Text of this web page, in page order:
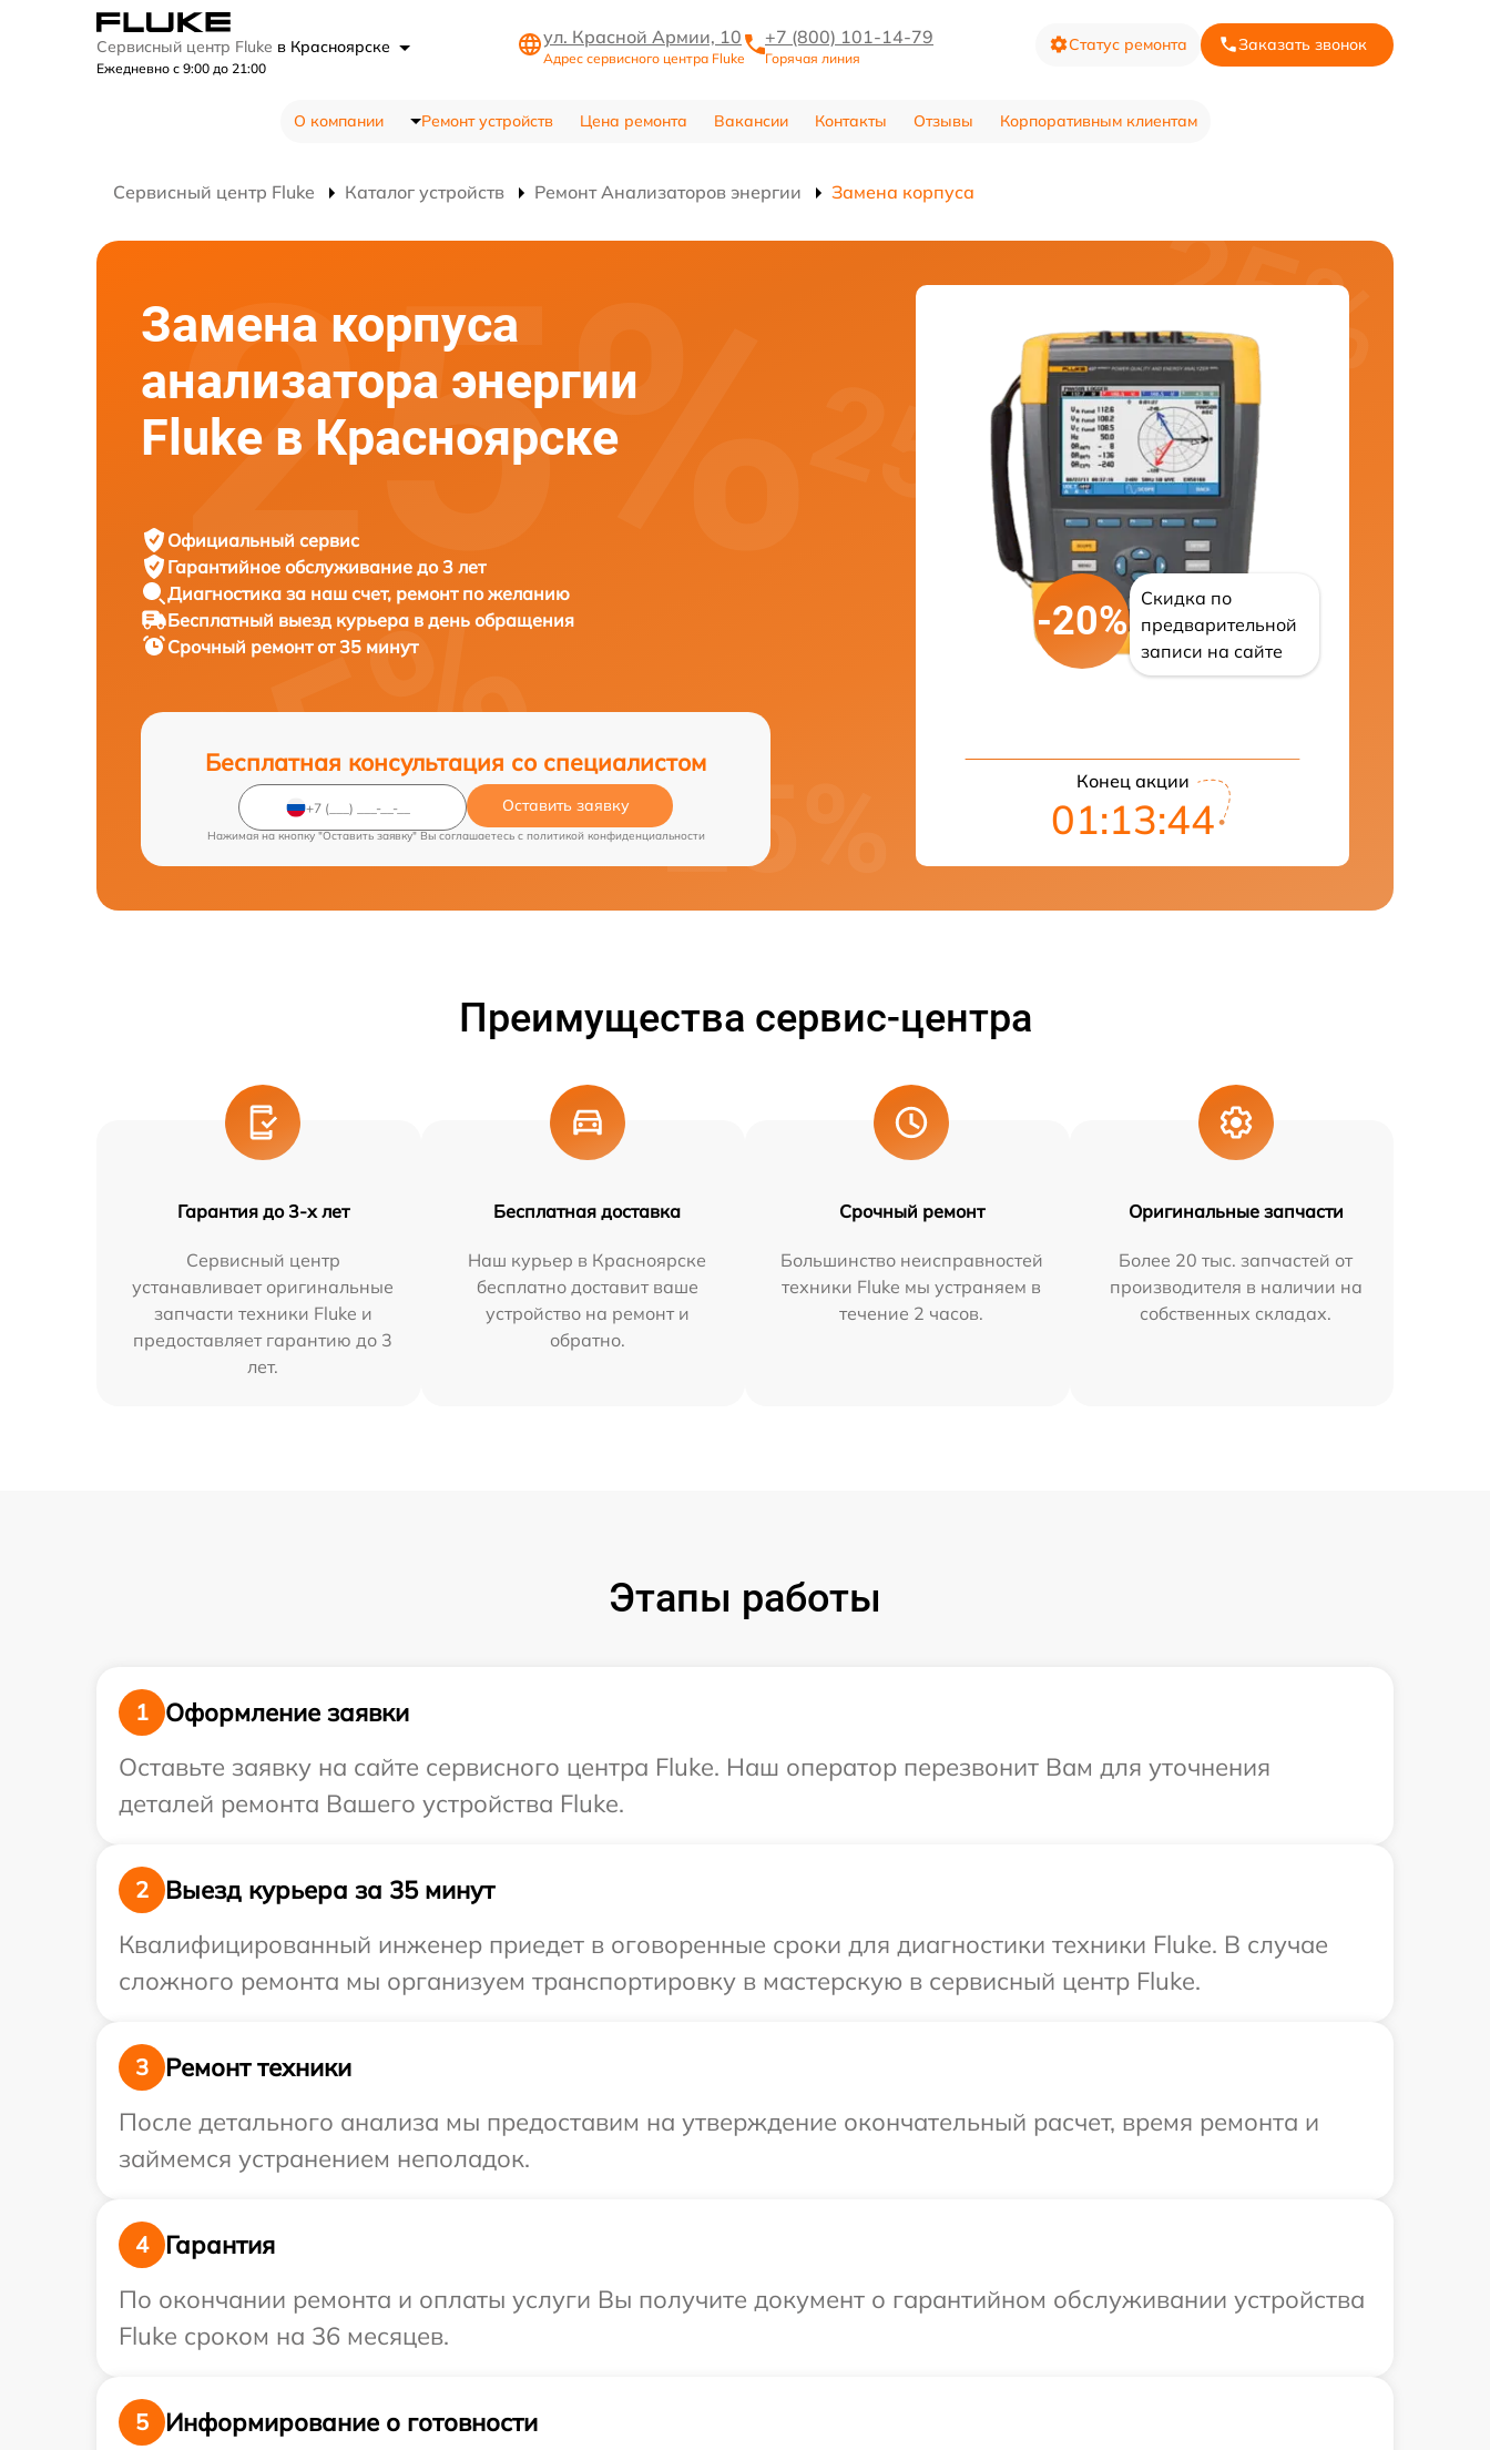
Сервисный центр Fluke в Красноярске
Ежедневно с 9:00 до 21:00
ул. Красной Армии, 10
Адрес сервисного центра Fluke
+7 (800) 101-14-79
Горячая линия
Статус ремонта Заказать звонок
О компании Ремонт устройств Цена ремонта Вакансии Контакты Отзывы Корпоративным клиентам
Сервисный центр Fluke Каталог устройств Ремонт Анализаторов энергии Замена корпуса
Замена корпуса
анализатора энергии
Fluke в Красноярске
Официальный сервис
Гарантийное обслуживание до 3 лет
Диагностика за наш счет, ремонт по желанию
Бесплатный выезд курьера в день обращения
Срочный ремонтот 35 минут
Бесплатная консультация со специалистом
Оставить заявку
Нажимая на кнопку "Оставить заявку" Вы соглашаетесь c политикой конфиденциальности
-20%
Скидка по
предварительной
записи на сайте
Конец акции
01:13:43
Преимущества сервис-центра
Гарантия до 3-х лет
Сервисный центр
устанавливает оригинальные
запчасти техники Fluke и
предоставляет гарантию до 3
лет.
Бесплатная доставка
Наш курьер в Красноярске
бесплатно доставит ваше
устройство на ремонт и
обратно.
Срочный ремонт
Большинство неисправностей
техники Fluke мы устраняем в
течение 2 часов.
Оригинальные запчасти
Более 20 тыс. запчастей от
производителя в наличии на
собственных складах.
Этапы работы
1
Оформление заявки
Оставьте заявку на сайте сервисного центра Fluke. Наш оператор перезвонит Вам для уточнения
деталей ремонта Вашего устройства Fluke.
2
Выезд курьера за 35 минут
Квалифицированный инженер приедет в оговоренные сроки для диагностики техники Fluke. В случае
сложного ремонта мы организуем транспортировку в мастерскую в сервисный центр Fluke.
3
Ремонт техники
После детального анализа мы предоставим на утверждение окончательный расчет, время ремонта и
займемся устранением неполадок.
4
Гарантия
По окончании ремонта и оплаты услуги Вы получите документ о гарантийном обслуживании устройства
Fluke сроком на 36 месяцев.
5
Информирование о готовности